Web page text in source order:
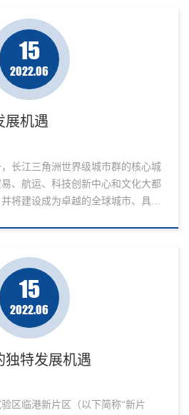
15
2022.06
展机遇
，长江三角洲世界级城市群的核心城
、航运、科技创新中心和文化大都
将建设成为卓越的全球城市、具有
会主义现代化国际大都市，形成具
15
2022.06
独特发展机遇
区临港新片区（以下简称“新片